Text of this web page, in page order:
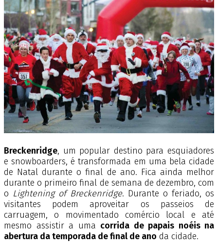
Breckenridge, um popular destino para esquiadores
e snowboarders, é transformada em uma bela cidade
de Natal durante o final de ano. Fica ainda melhor
durante o primeiro final de semana de dezembro, com
o Lightening of Breckenridge. Durante o feriado, os
visitantes podem aproveitar os passeios de
carruagem, o movimentado comércio local e até
mesmo assistir a uma corrida de papais noéis na
abertura da temporada de final de ano da cidade.